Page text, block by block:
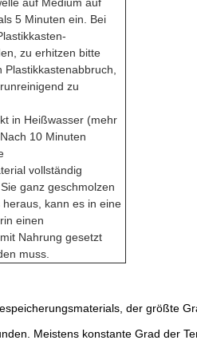
5 Minuten ein. Bei
zu erhitzen bitte
zu
in Heißwasser (mehr
10 Minuten
vollständig
ganz geschmolzen
kann es in eine
einen
Nahrung gesetzt
muss.
der größte
Meistens konstante Grad der